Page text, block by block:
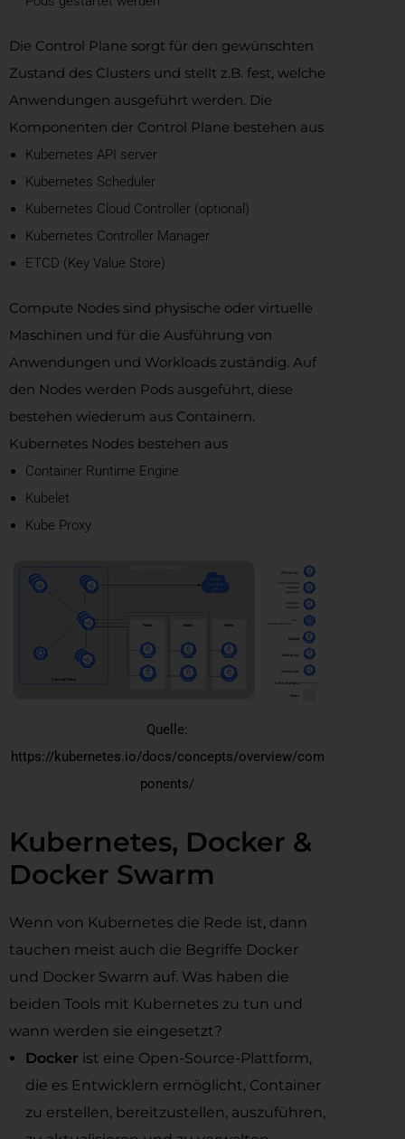
Die Control Plane sorgt für den gewünschten
Zustand des Clusters und stellt z.B. fest, welche
Anwendungen ausgeführt werden. Die
Komponenten der Control Plane bestehen aus
Kubernetes API server
Kubernetes Scheduler
Kubernetes Cloud Controller (optional)
Kubernetes Controller Manager
ETCD (Key Value Store)
Compute Nodes sind physische oder virtuelle
Maschinen und für die Ausführung von
Anwendungen und Workloads zuständig. Auf
den Nodes werden Pods ausgeführt, diese
bestehen wiederum aus Containern.
Kubernetes Nodes bestehen aus
Container Runtime Engine
Kubelet
Kube Proxy
Quelle:
https://kubernetes.io/docs/concepts/overview/com
ponents/
Kubernetes, Docker &
Docker Swarm
Wenn von Kubernetes die Rede ist, dann
tauchen meist auch die Begriffe Docker
und Docker Swarm auf. Was haben die
beiden Tools mit Kubernetes zu tun und
wann werden sie eingesetzt?
Docker ist eine Open-Source-Plattform,
die es Entwicklern ermöglicht, Container
zu erstellen, bereitzustellen, auszuführen,